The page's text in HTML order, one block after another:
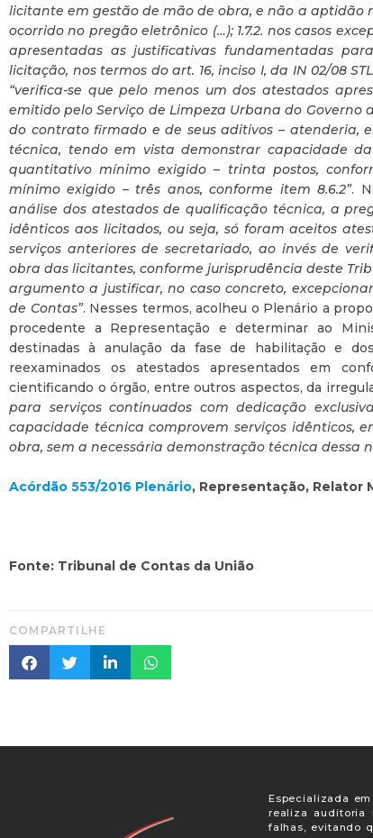
licitante em gestão de mão de obra, e não a
ocorrido no pregão eletrônico (…); 1.7.2. nos casos
apresentadas as justificativas fundamentadas
licitação, nos termos do art. 16, inciso I, da IN 02/08
“verifica-se que pelo menos um dos atestados
emitido pelo Serviço de Limpeza Urbana do
do contrato firmado e de seus aditivos – atenderia,
técnica, tendo em vista demonstrar capacidade
quantitativo mínimo exigido – trinta postos,
mínimo exigido – três anos, conforme item 8.6.2”.
análise dos atestados de qualificação técnica, a
idênticos aos licitados, ou seja, só foram aceitos
serviços anteriores de secretariado, ao invés de
obra das licitantes, conforme jurisprudência deste
argumento a justificar, no caso concreto,
de Contas”. Nesses termos, acolheu o Plenário a
procedente a Representação e determinar ao
destinadas à anulação da fase de habilitação e
reexaminados os atestados apresentados em
cientificando o órgão, entre outros aspectos, da
para serviços continuados com dedicação
capacidade técnica comprovem serviços idênticos,
obra, sem a necessária demonstração técnica dessa
Acórdão 553/2016 Plenário, Representação, Relator
Fonte: Tribunal de Contas da União
COMPARTILHE
Especializada
realiza auditoria
falhas, evitando